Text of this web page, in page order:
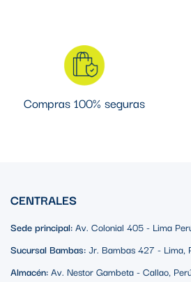
Compras 100% seguras
CENTRALES
Sede principal:Av. Colonial 405 - Lima
Sucursal Bambas:Jr. Bambas 427 - Lima,
Almacén:Av. Nestor Gambeta - Callao,